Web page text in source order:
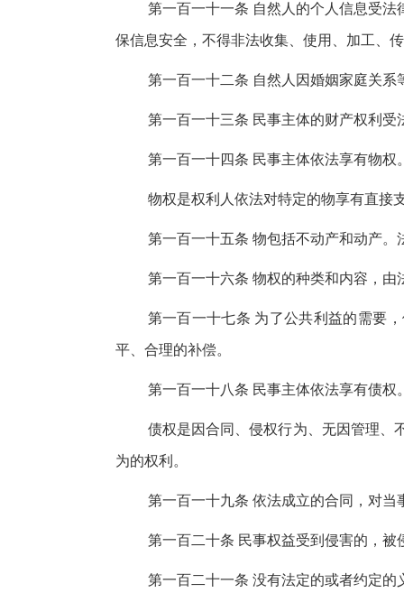
第一百一十一条 自然人的个人信息受
保信息安全，不得非法收集、使用、加工、
第一百一十二条 自然人因婚姻家庭关系
第一百一十三条 民事主体的财产权利受
第一百一十四条 民事主体依法享有物权
物权是权利人依法对特定的物享有直接
第一百一十五条 物包括不动产和动产
第一百一十六条 物权的种类和内容，由
第一百一十七条 为了公共利益的需要
平、合理的补偿。
第一百一十八条 民事主体依法享有债权
债权是因合同、侵权行为、无因管理、
为的权利。
第一百一十九条 依法成立的合同，对当
第一百二十条 民事权益受到侵害的，
第一百二十一条 没有法定的或者约定